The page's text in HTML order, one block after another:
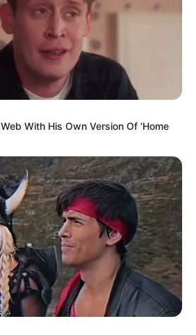
With His Own Version Of ‘Home